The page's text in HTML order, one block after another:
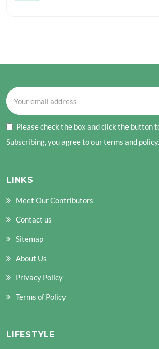
Please check the box and click the button
Subscribing, you agree to our terms and policy.
LINKS
Meet Our Contributors
Contact us
Sitemap
About Us
Privacy Policy
Terms of Policy
LIFESTYLE